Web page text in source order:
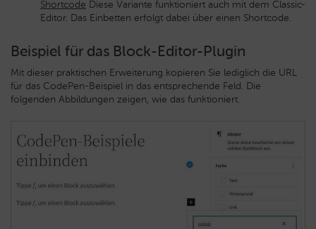
Shortcode Diese Variante funktioniert auch mit dem Classic-
Editor. Das Einbetten erfolgt dabei über einen Shortcode.
Beispiel für das Block-Editor-Plugin
Mit dieser praktischen Erweiterung kopieren Sie lediglich die URL
für das CodePen-Beispiel in das entsprechende Feld. Die
folgenden Abbildungen zeigen, wie das funktioniert.